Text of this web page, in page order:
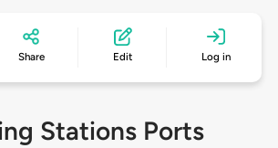
Share Edit Log in
Stations Ports